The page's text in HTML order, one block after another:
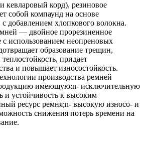
кевларовый корд), резиновое
собой компаунд на основе
с добавлением хлопкового волокна.
— двойное прорезиненное
с использованием неопреновых
образование трещин,
придает
и повышает износостойкость.
производства ремней
имеющую:n- исключительную
и устойчивость к высоким
ресурс ремня;n- высокую износо- и
снижения потерь времени на